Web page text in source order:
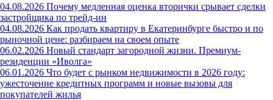
04.08.2026 Почему медленная оценка вторички срывает сделки
застройщика по трейд-ин
04.08.2026 Как продать квартиру в Екатеринбурге быстро и по
рыночной цене: разбираем на своем опыте
06.02.2026 Новый стандарт загородной жизни. Премиум-
резиденции «Иволга»
06.01.2026 Что будет с рынком недвижимости в 2026 году:
ужесточение кредитных программ и новые вызовы для
покупателей жилья